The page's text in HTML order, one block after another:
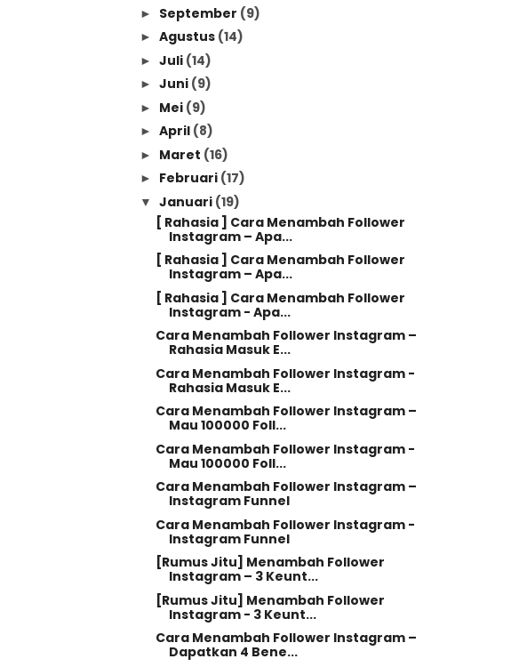
► September (9)
► Agustus (14)
► Juli (14)
► Juni (9)
► Mei (9)
► April (8)
► Maret (16)
► Februari (17)
▼ Januari (19)
[ Rahasia ] Cara Menambah Follower
Instagram – Apa...
[ Rahasia ] Cara Menambah Follower
Instagram – Apa...
[ Rahasia ] Cara Menambah Follower
Instagram - Apa...
Cara Menambah Follower Instagram –
Rahasia Masuk E...
Cara Menambah Follower Instagram -
Rahasia Masuk E...
Cara Menambah Follower Instagram –
Mau 100000 Foll...
Cara Menambah Follower Instagram -
Mau 100000 Foll...
Cara Menambah Follower Instagram –
Instagram Funnel
Cara Menambah Follower Instagram -
Instagram Funnel
[Rumus Jitu] Menambah Follower
Instagram – 3 Keunt...
[Rumus Jitu] Menambah Follower
Instagram - 3 Keunt...
Cara Menambah Follower Instagram –
Dapatkan 4 Bene...